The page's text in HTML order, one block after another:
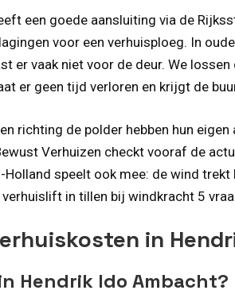
een goede aansluiting via de
voor een verhuisploeg. In
er vaak niet voor de deur. We
er geen tijd verloren en krijgt de
richting de polder hebben hun
Verhuizen checkt vooraf de
speelt ook mee: de wind
in tillen bij windkracht 5
in
Hendrik Ido Ambacht?